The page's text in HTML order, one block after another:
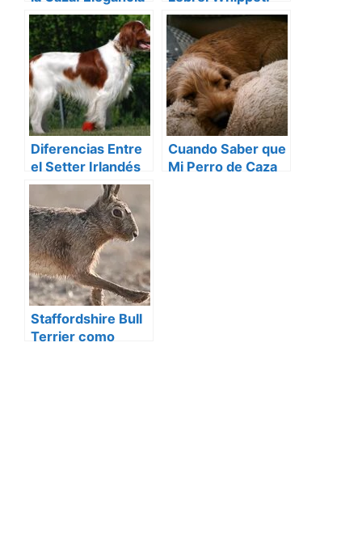
y Pasión
Cinegética
Explorando la Caza
Diferencias Entre
el Setter Irlandés
Rojo y el Rojo y
Blanco
Cuando Saber que
Mi Perro de Caza
Staffordshire Bull
Terrier como